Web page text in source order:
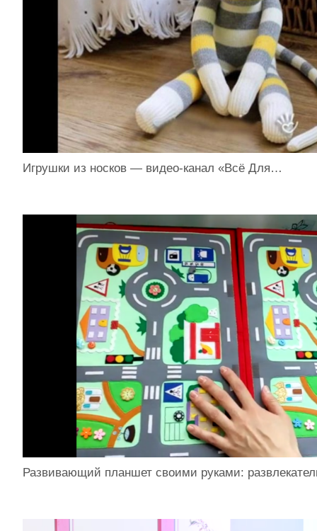
Игрушки из носков — видео-канал «Всё Для…
Развивающий планшет своими руками: